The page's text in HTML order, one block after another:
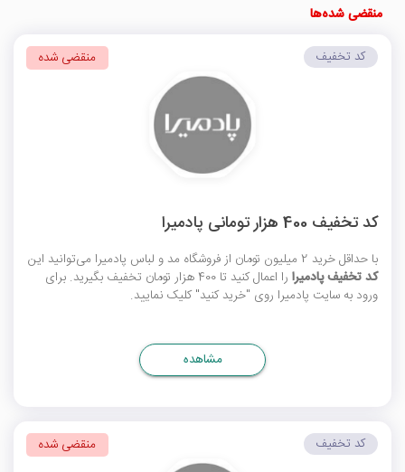
منقضی شده‌ها
کد تخفیف 400 هزار تومانی پادمیرا
با حداقل خرید 2 میلیون تومان از فروشگاه مد و لباس پادمیرا می‌توانید این
کد تخفیف پادمیرا
را اعمال کنید تا 400 هزار تومان تخفیف بگیرید. برای
ورود به سایت پادمیرا روی "خرید کنید" کلیک نمایید.
کد تخفیف منقضی شده
مشاهده
کد تخفیف منقضی شده